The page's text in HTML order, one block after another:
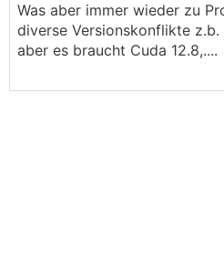
Was aber immer wieder zu
diverse Versionskonflikte
aber es braucht Cuda 12.8,....